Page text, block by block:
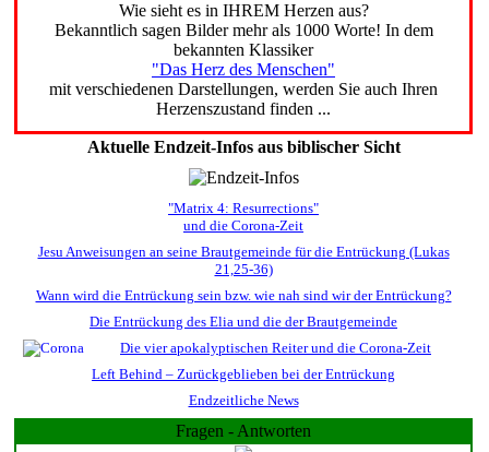
Wie sieht es in IHREM Herzen aus?
Bekanntlich sagen Bilder mehr als 1000 Worte! In dem
bekannten Klassiker
"Das Herz des Menschen"
mit verschiedenen Darstellungen, werden Sie auch Ihren
Herzenszustand finden ...
Aktuelle Endzeit-Infos aus biblischer Sicht
"Matrix 4: Resurrections"
und die Corona-Zeit
Jesu Anweisungen an seine Brautgemeinde für die Entrückung (Lukas
21,25-36)
Wann wird die Entrückung sein bzw. wie nah sind wir der Entrückung?
Die Entrückung des Elia und die der Brautgemeinde
Die vier apokalyptischen Reiter und die Corona-Zeit
Left Behind – Zurückgeblieben bei der Entrückung
Endzeitliche News
Fragen - Antworten